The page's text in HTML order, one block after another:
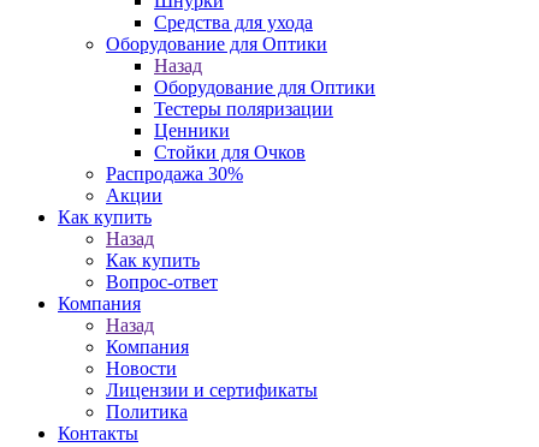
Средства для ухода
Оборудование для Оптики
Назад
Оборудование для Оптики
Тестеры поляризации
Ценники
Стойки для Очков
Распродажа 30%
Акции
Как купить
Назад
Как купить
Вопрос-ответ
Компания
Назад
Компания
Новости
Лицензии и сертификаты
Политика
Контакты